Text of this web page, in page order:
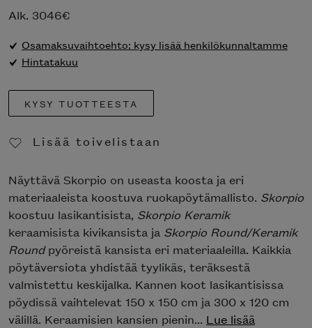
Alk. 3046€
Osamaksuvaihtoehto: kysy lisää henkilökunnaltamme
Hintatakuu
KYSY TUOTTEESTA
Lisää toivelistaan
Näyttävä Skorpio on useasta koosta ja eri
materiaaleista koostuva ruokapöytämallisto. Skorpio
koostuu lasikantisista, Skorpio Keramik
keraamisista kivikansista ja Skorpio Round/Keramik
Roundpyöreistä kansista eri materiaaleilla. Kaikkia
pöytäversiota yhdistää tyylikäs, teräksestä
valmistettu keskijalka. Kannen koot lasikantisissa
pöydissä vaihtelevat 150 x 150 cm ja 300 x 120 cm
välillä. Keraamisien kansien pienin... Lue lisää